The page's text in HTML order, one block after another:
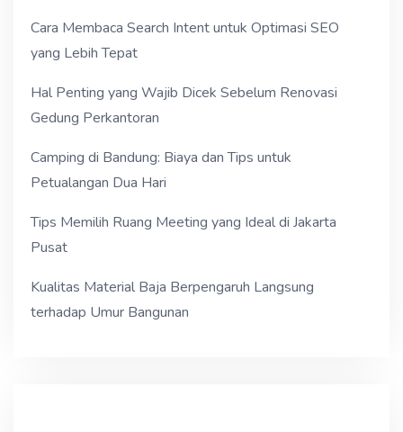
Cara Membaca Search Intent untuk Optimasi SEO
yang Lebih Tepat
Hal Penting yang Wajib Dicek Sebelum Renovasi
Gedung Perkantoran
Camping di Bandung: Biaya dan Tips untuk
Petualangan Dua Hari
Tips Memilih Ruang Meeting yang Ideal di Jakarta
Pusat
Kualitas Material Baja Berpengaruh Langsung
terhadap Umur Bangunan